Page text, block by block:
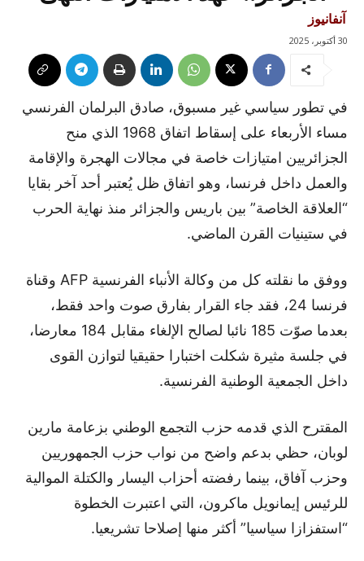
آنفانيوز
30 أكتوبر، 2025
في تطور سياسي غير مسبوق، صادق البرلمان الفرنسي
مساء الأربعاء على إسقاط اتفاق 1968 الذي منح
الجزائريين امتيازات خاصة في مجالات الهجرة والإقامة
والعمل داخل فرنسا، وهو اتفاق ظل يُعتبر أحد آخر بقايا
“العلاقة الخاصة” بين باريس والجزائر منذ نهاية الحرب
في ستينيات القرن الماضي.
ووفق ما نقلته كل من وكالة الأنباء الفرنسية AFP وقناة
فرنسا 24، فقد جاء القرار بفارق صوت واحد فقط،
بعدما صوّت 185 نائبا لصالح الإلغاء مقابل 184 معارضا،
في جلسة مثيرة شكلت اختبارا حقيقيا لتوازن القوى
داخل الجمعية الوطنية الفرنسية.
المقترح الذي قدمه حزب التجمع الوطني بزعامة مارين
لوبان، حظي بدعم واضح من نواب حزب الجمهوريين
وحزب آفاق، بينما رفضته أحزاب اليسار والكتلة الموالية
للرئيس إيمانويل ماكرون، التي اعتبرت الخطوة
“استفزازا سياسيا” أكثر منها إصلاحا تشريعيا.